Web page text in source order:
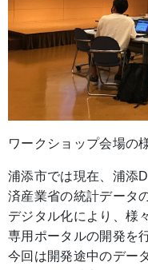
ワークショップ会場の
浦添市では現在、浦添
済産業省の統計データ
デジタル化により、様
専用ポータルの開発を
今回は開発途中のデー